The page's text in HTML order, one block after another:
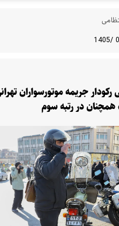
رکودار جریمه موتورسواران
در رتبه سوم